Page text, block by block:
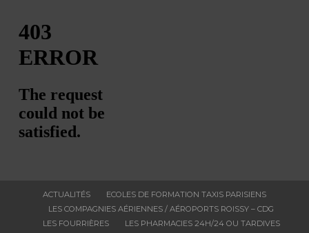
ACTUALITÉS
ECOLES DE FORMATION TAXIS PARISIENS
LES COMPAGNIES AÉRIENNES / AÉROPORTS ROISSY – CDG
LES FOURRIÈRES
LES PHARMACIES 24H/24 OU TARDIVES